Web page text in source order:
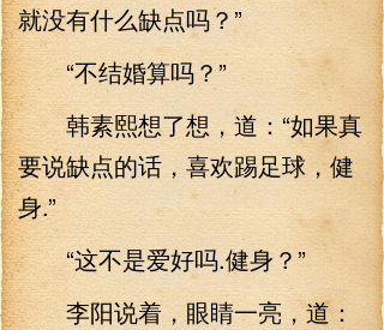
就没有什么缺点吗？”
“不结婚算吗？”
韩素熙想了想，道：“如果真
要说缺点的话，喜欢踢足球，健
身.”
“这不是爱好吗.健身？”
李阳说着，眼睛一亮，道：